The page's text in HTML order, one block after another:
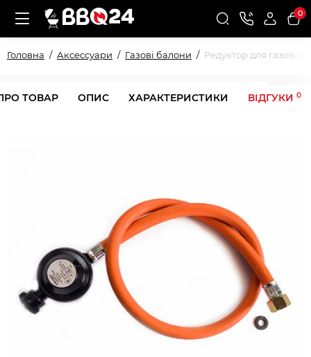
0
Головна Аксессуари Газові балони Редуктор для
ТОВАР ОПИС ХАРАКТЕРИСТИКИ ВІДГУКИ 0